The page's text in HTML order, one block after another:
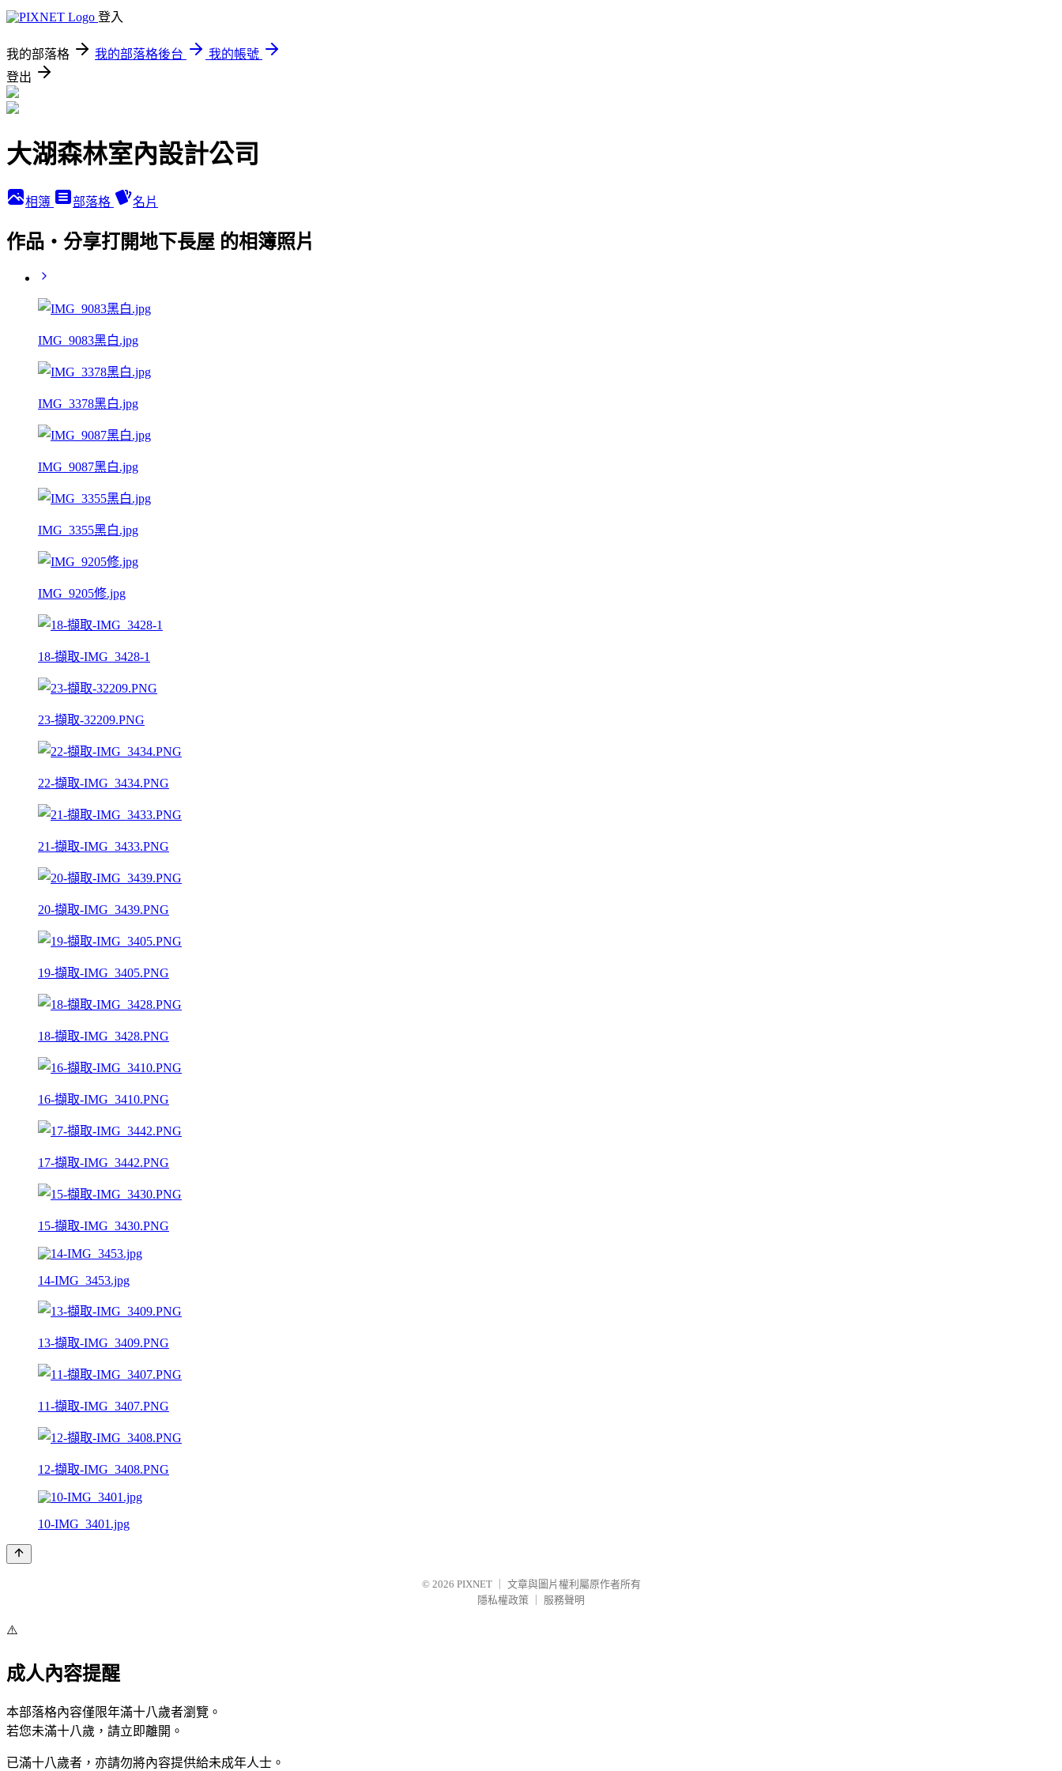
登入
我的部落格 我的部落格後台
我的帳號
登出
大湖森林室內設計公司
相簿 部落格 名片
作品‧分享打開地下長屋 的相簿照片
IMG_9083黑白.jpg
IMG_3378黑白.jpg
IMG_9087黑白.jpg
IMG_3355黑白.jpg
IMG_9205修.jpg
18-擷取-IMG_3428-1
23-擷取-32209.PNG
22-擷取-IMG_3434.PNG
21-擷取-IMG_3433.PNG
20-擷取-IMG_3439.PNG
19-擷取-IMG_3405.PNG
18-擷取-IMG_3428.PNG
16-擷取-IMG_3410.PNG
17-擷取-IMG_3442.PNG
15-擷取-IMG_3430.PNG
14-IMG_3453.jpg
13-擷取-IMG_3409.PNG
11-擷取-IMG_3407.PNG
12-擷取-IMG_3408.PNG
10-IMG_3401.jpg
© 2026 PIXNET
文章與圖片權利屬原作者所有
隱私權政策
服務聲明
⚠️
成人內容提醒
本部落格內容僅限年滿十八歲者瀏覽。
若您未滿十八歲，請立即離開。
已滿十八歲者，亦請勿將內容提供給未成年人士。